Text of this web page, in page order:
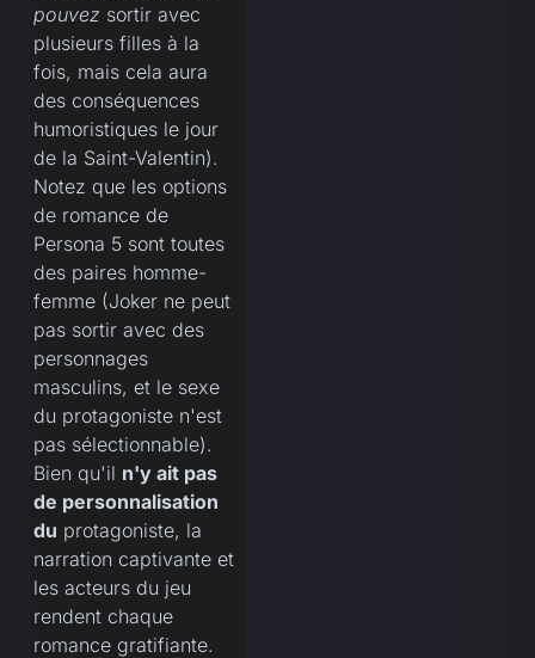
pouvez sortir avec
plusieurs filles à la
fois, mais cela aura
des conséquences
humoristiques le jour
de la Saint-Valentin).
Notez que les options
de romance de
Persona 5 sont toutes
des paires homme-
femme (Joker ne peut
pas sortir avec des
personnages
masculins, et le sexe
du protagoniste n'est
pas sélectionnable).
Bien qu'il n'y ait pas
de personnalisation
du protagoniste, la
narration captivante et
les acteurs du jeu
rendent chaque
romance gratifiante.